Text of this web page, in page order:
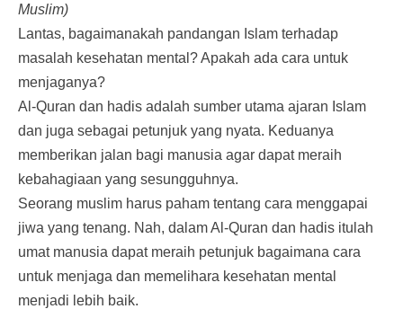
Muslim)
Lantas, bagaimanakah pandangan Islam terhadap
masalah kesehatan mental? Apakah ada cara untuk
menjaganya?
Al-Quran dan hadis adalah sumber utama ajaran Islam
dan juga sebagai petunjuk yang nyata. Keduanya
memberikan jalan bagi manusia agar dapat meraih
kebahagiaan yang sesungguhnya.
Seorang muslim harus paham tentang cara menggapai
jiwa yang tenang. Nah, dalam Al-Quran dan hadis itulah
umat manusia dapat meraih petunjuk bagaimana cara
untuk menjaga dan memelihara kesehatan mental
menjadi lebih baik.